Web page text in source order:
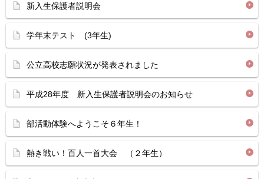
新入生保護者説明会
学年末テスト (3年生)
公立高校志願状況が発表されました
平成28年度 新入生保護者説明会のお知らせ
部活動体験へようこそ６年生！
熱き戦い！百人一首大会 （２年生）